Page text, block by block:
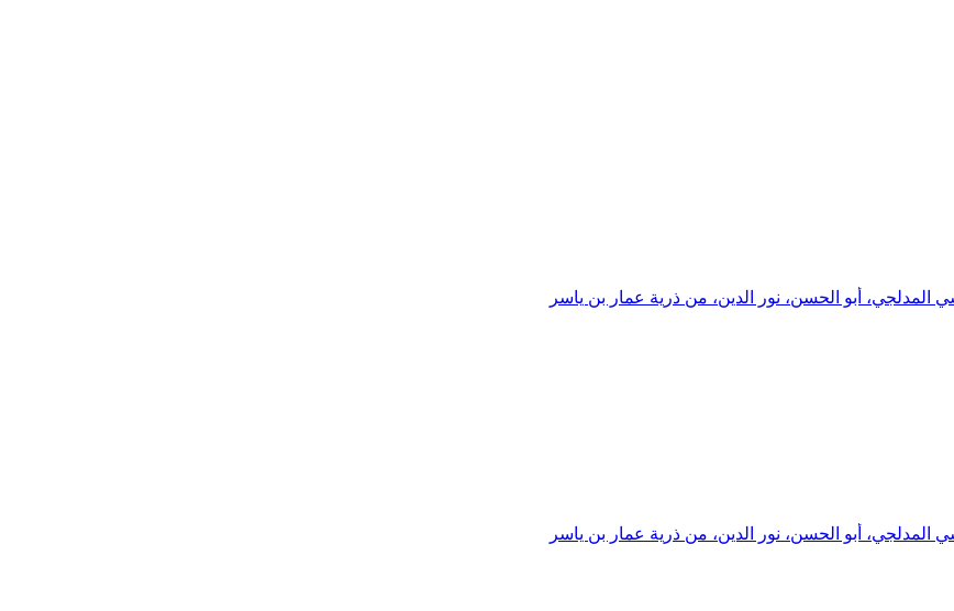
أبو الحسن، نور الدين، من ذرية عمار بن ياسر
أبو الحسن، نور الدين، من ذرية عمار بن ياسر